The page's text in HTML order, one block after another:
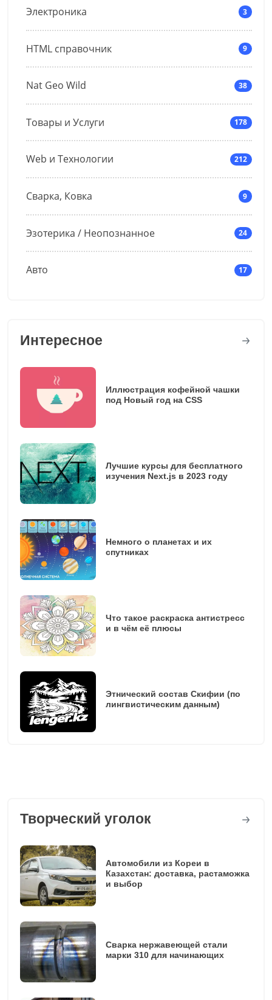
Электроника 3
HTML справочник 9
Nat Geo Wild 38
Товары и Услуги 178
Web и Технологии 212
Сварка, Ковка 9
Эзотерика / Неопознанное 24
Авто 17
Интересное
Иллюстрация кофейной чашки
под Новый год на CSS
Лучшие курсы для бесплатного
изучения Next.js в 2023 году
Немного о планетах и их
спутниках
Что такое раскраска антистресс
и в чём её плюсы
Этнический состав Скифии (по
лингвистическим данным)
Творческий уголок
Автомобили из Кореи в
Казахстан: доставка, растаможка
и выбор
Сварка нержавеющей стали
марки 310 для начинающих